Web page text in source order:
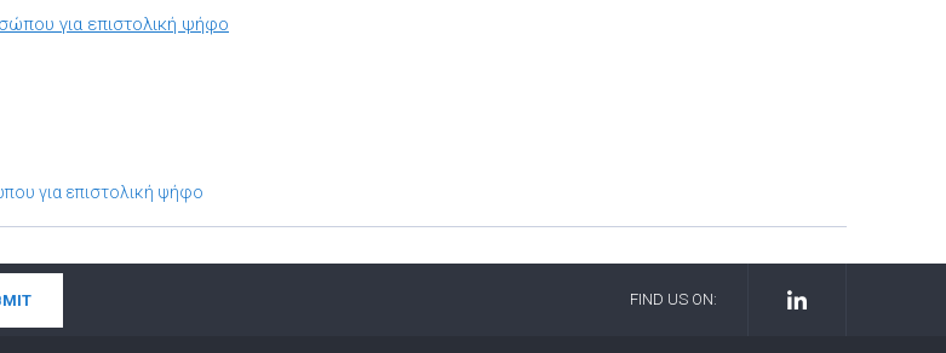
για επιστολική ψήφο
για επιστολική ψήφο
FIND US ON: